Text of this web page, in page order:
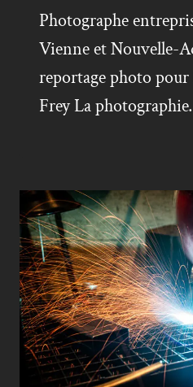
Photographe
Vienne et Nouvelle-
reportage photo
Frey La